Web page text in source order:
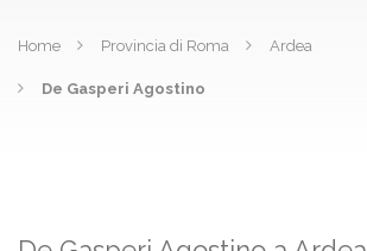
Home Provincia di Roma Ardea
De Gasperi Agostino